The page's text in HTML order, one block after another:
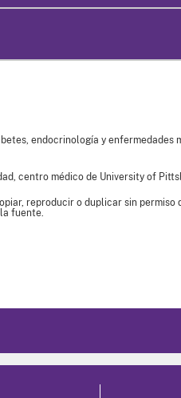
endocrinología y enfermedades
centro médico de University of
reproducir o duplicar sin permiso
fuente.